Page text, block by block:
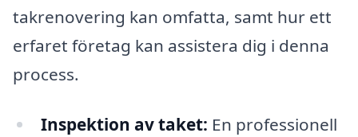
takrenovering kan omfatta, samt hur ett
erfaret företag kan assistera dig i denna
process.
Inspektion av taket: En professionell